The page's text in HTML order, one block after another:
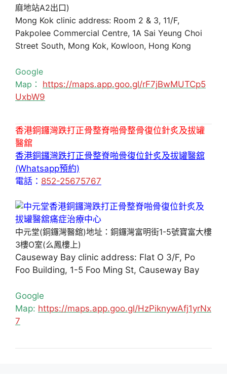
麻地站A2出口)
Mong Kok clinic address: Room 2 & 3, 11/F,
Pakpolee Commercial Centre, 1A Sai Yeung Choi
Street South, Mong Kok, Kowloon, Hong Kong
Google
Map： https://maps.app.goo.gl/rF7jBwMUTCp5
UxbW9
香港銅鑼灣跌打正骨整脊啪骨整骨復位針炙及拔罐
醫舘
香港銅鑼灣跌打正骨整脊啪骨復位針炙及拔罐醫舘
(Whatsapp預約)
電話： 852-25675767
中元堂(銅鑼灣醫舘)地址：銅鑼灣富明街1-5號寶富大樓
3樓O室(么鳳樓上)
Causeway Bay clinic address: Flat O 3/F, Po
Foo Building, 1-5 Foo Ming St, Causeway Bay
Google
Map: https://maps.app.goo.gl/HzPiknywAfj1yrNx
7